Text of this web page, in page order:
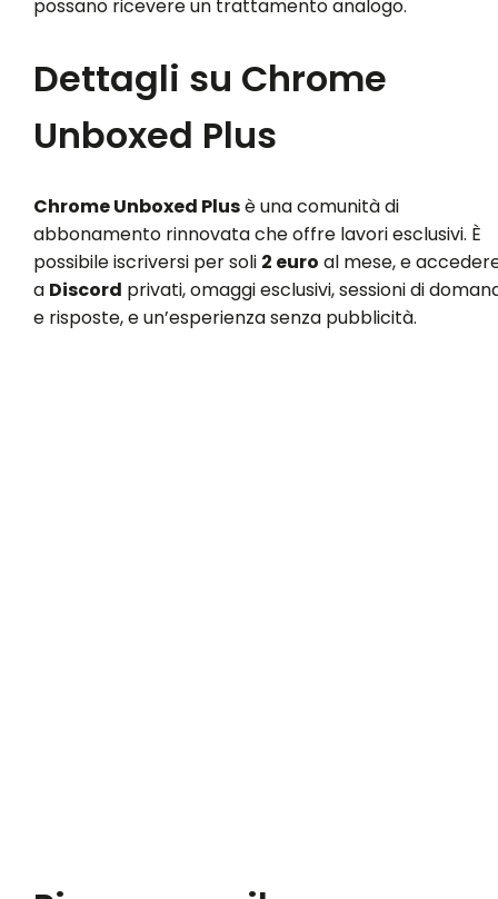
possano ricevere un trattamento analogo.
Dettagli su Chrome
Unboxed Plus
Chrome Unboxed Plusè una comunità di
abbonamento rinnovata che offre lavori esclusivi. È
possibile iscriversi per soli 2 euro al mese, e
a Discord privati, omaggi esclusivi, sessioni di
e risposte, e un’esperienza senza pubblicità.